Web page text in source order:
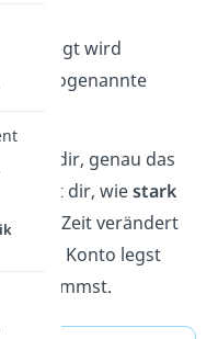
angelegt wird
der sogenannte
hilft dir, genau das
zeigt dir, wiestark
die Zeit verändert
ein Konto legst
aufnimmst.